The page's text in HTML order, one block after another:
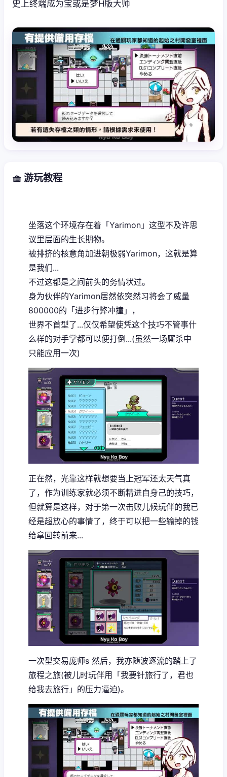
史上终端成为宝或是梦H版大师
🧺 游玩教程
坐落这个环境存在着「Yarimon」这型不及许思
议里层面的生长期物。
被排挤的核意角加进朝极弱Yarimon，这就是算
是我们...
不过这都是之间前头的务情状过。
身为伙伴的Yarimon居然依突然习将会了威量
800000的「进步行弊冲撞」，
世界不首型了...仅仅希望使凭这个技巧不管事什
么样的对手掌都可以便打倒...(虽然一场厮杀中
只能应用一次)
正在然，光靠这样就想要当上冠军还太天气真
了，作为训练家就必须不断精进自身己的技巧，
但就算是这样，对于第一次击败儿候玩伴的我已
经是超放心的事情了，终于可以把一些输掉的钱
给拿回转前来...
一次型交易庞师s 然后，我亦随波逐流的踏上了
旅程之旅(被儿时玩伴用「我要针旅行了，君也
给我去旅行」的压力逼迫)。